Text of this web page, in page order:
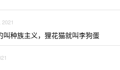
2021
叫种族主义，狸花猫就叫李狗蛋